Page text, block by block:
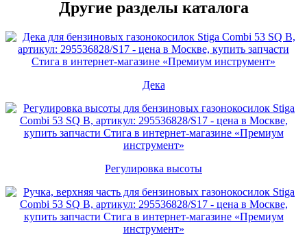
Другие разделы каталога
Дека
Регулировка высоты